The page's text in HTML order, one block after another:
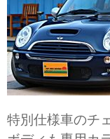
特別仕様車のチ